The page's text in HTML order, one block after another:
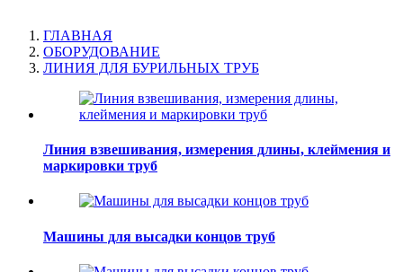
ГЛАВНАЯ
ОБОРУДОВАНИЕ
ЛИНИЯ ДЛЯ БУРИЛЬНЫХ ТРУБ
Линия взвешивания, измерения длины, клеймения и
маркировки труб
Машины для высадки концов труб